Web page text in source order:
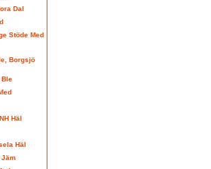
Dal
Stöde Med
Borgsjö
Ble
Häl
Häl
Jäm